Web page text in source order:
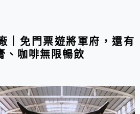
｜免門票遊將軍府，還有
、咖啡無限暢飲